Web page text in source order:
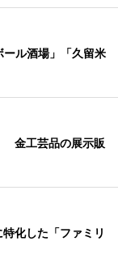
ル酒場」「久留米
金工芸品の展示販
化した「ファミリ